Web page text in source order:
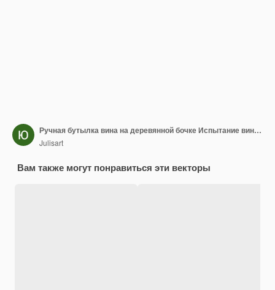
Ручная бутылка вина на деревянной бочке Испытание вина Алкогольные напитки
Julisart
Вам также могут понравиться эти векторы